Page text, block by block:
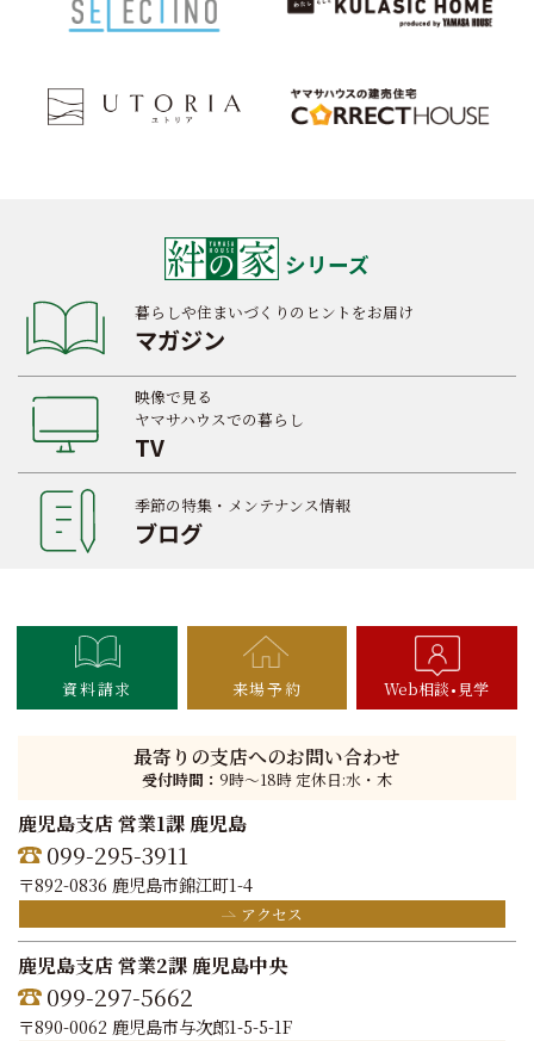
シリーズ
暮らしや住まいづくりのヒントをお届け
マガジン
映像で見る
ヤマサハウスでの暮らし
TV
季節の特集・メンテナンス情報
ブログ
資料請求 来場予約 Web相談 見学
最寄りの支店へのお問い合わせ
受付時間： 9時〜18時 定休日:水・木
鹿児島支店 営業1課 鹿児島
099-295-3911
〒892-0836 鹿児島市錦江町1-4
アクセス
鹿児島支店 営業2課 鹿児島中央
099-297-5662
〒890-0062 鹿児島市与次郎1-5-5-1F